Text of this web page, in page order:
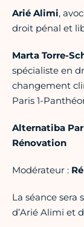
Arié Alimi,
droit pénal et
Marta Torre-
spécialiste en
changement
Paris 1-
Alternatiba
Rénovation
Modérateur :
La séance sera
d’Arié Alimi et